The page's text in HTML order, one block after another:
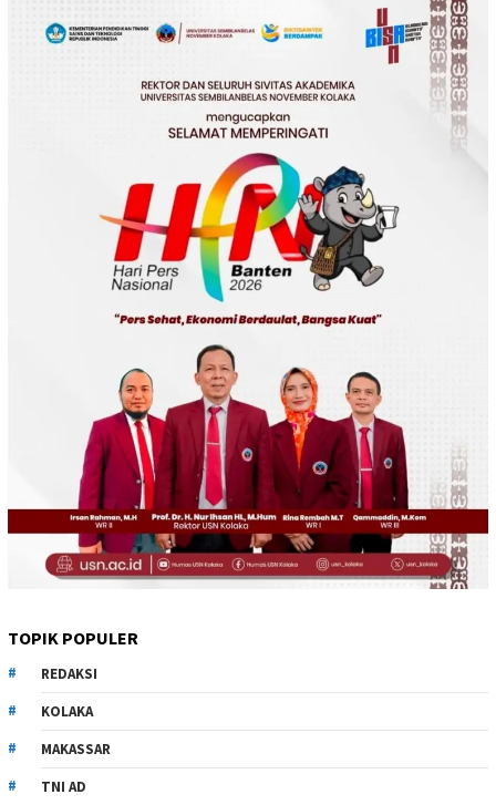
TOPIK POPULER
REDAKSI
KOLAKA
MAKASSAR
TNI AD